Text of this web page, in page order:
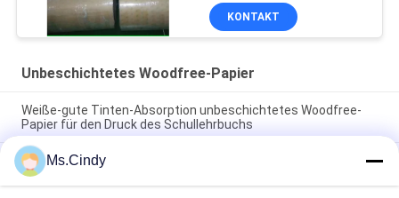
KONTAKT
Unbeschichtetes Woodfree-Papier
Weiße-gute Tinten-Absorption unbeschichtetes Woodfree-
Papier für den Druck des Schullehrbuchs
CF 9,5" DES COLUMBIUM-CFB x 11" NCR-Papier des
selbstdurchschreibenden Papiers für Thermal-Drucker klären
Bild
Ms.Cindy